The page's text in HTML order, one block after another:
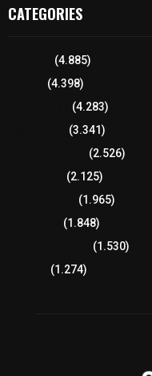
CATEGORIES
(4.885)
(4.398)
(4.283)
(3.341)
(2.526)
(2.125)
(1.965)
(1.848)
(1.530)
(1.274)